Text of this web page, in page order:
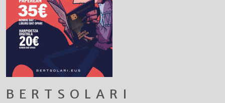
BERTSOLARI